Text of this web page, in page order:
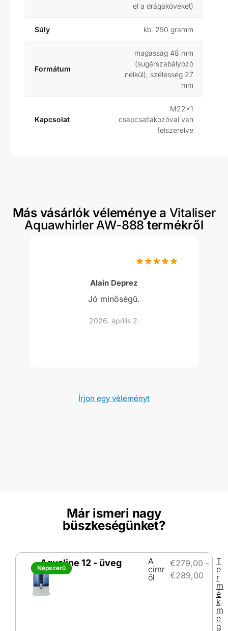
el a drágaköveket)
Súly kb. 250 gramm
Formátum
magasság 48 mm
(sugárszabályozó
nélkül), szélesség 27
mm
Kapcsolat
M22x1
csapcsatlakozóval van
felszerelve
Más vásárlók véleménye a Vitaliser
Aquawhirler AW-888termékről
Alain Deprez
Jó minőségű.
2026. április 2.
Írjon egy véleményt
Már ismeri nagy
büszkeségünket?
Népszerű
Népszerű
Aqualine 12 - üveg
A
címr
ől
€279,00 -
€289,00
T
e
r
m
é
k
m
e
g